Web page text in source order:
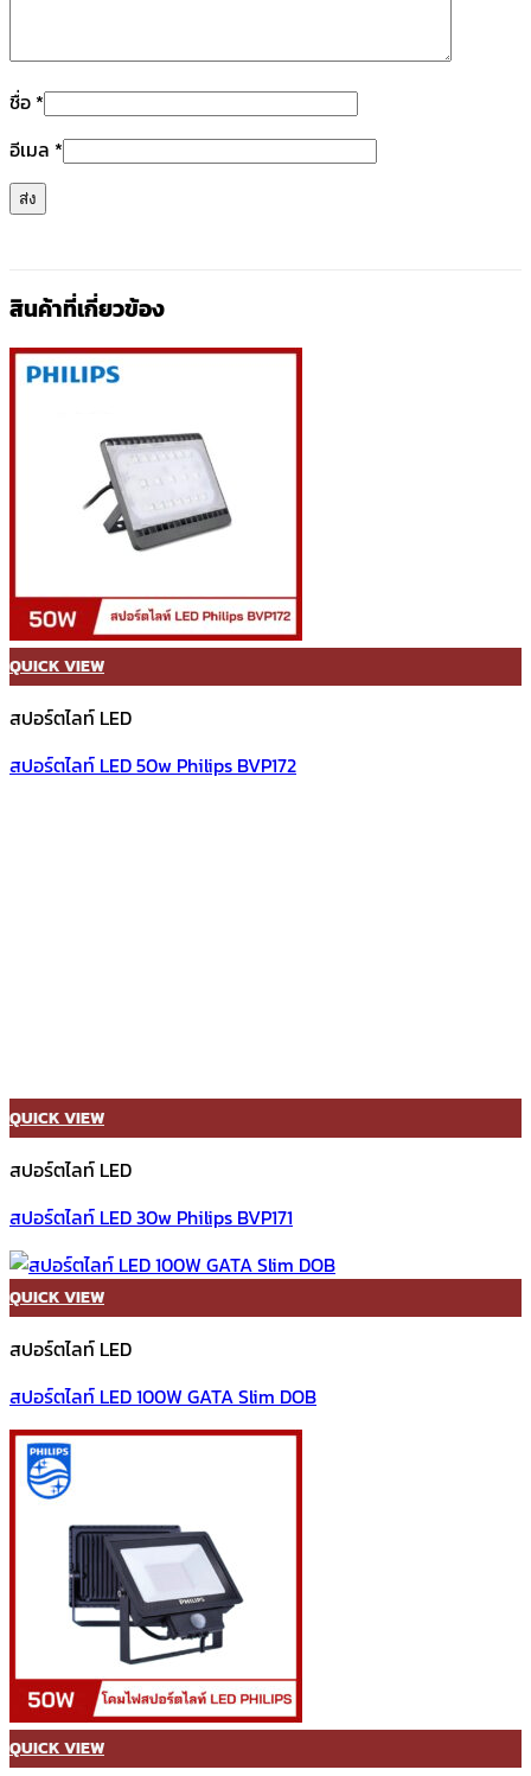
ชื่อ *
อีเมล *
สินค้าที่เกี่ยวข้อง
QUICK VIEW
สปอร์ตไลท์ LED
สปอร์ตไลท์ LED 50w Philips BVP172
QUICK VIEW
สปอร์ตไลท์ LED
สปอร์ตไลท์ LED 30w Philips BVP171
QUICK VIEW
สปอร์ตไลท์ LED
สปอร์ตไลท์ LED 100W GATA Slim DOB
QUICK VIEW